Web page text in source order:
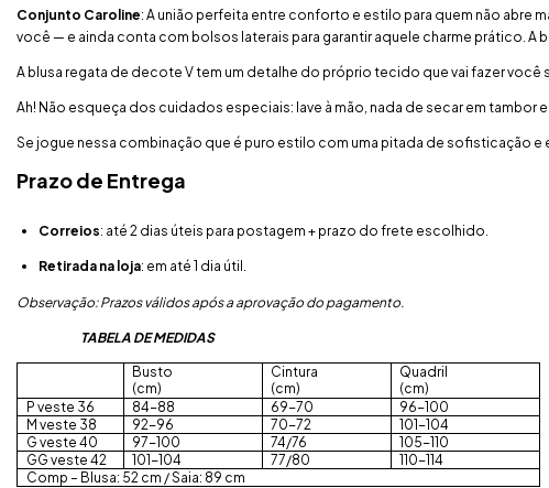
Conjunto Caroline: A união perfeita entre conforto e estilo para quem não abre
você — e ainda conta com bolsos laterais para garantir aquele charme prático.
A blusa regata de decote V tem um detalhe do próprio tecido que vai fazer você
Ah! Não esqueça dos cuidados especiais: lave à mão, nada de secar em tambor
Se jogue nessa combinação que é puro estilo com uma pitada de sofisticação e
Prazo de Entrega
Correios: até 2 dias úteis para postagem + prazo do frete escolhido.
Retirada na loja: em até 1 dia útil.
Observação: Prazos válidos após a aprovação do pagamento.
TABELA DE MEDIDAS
Busto
(cm)
Cintura
(cm)
Quadril
(cm)
P veste 36
84-88 69-70
96-100
M veste 38
92-96 70-72
101-104
G veste 40
97-100 74/76
105-110
GG veste 42
101-104 77/80
110-114
Comp – Blusa: 52 cm / Saia: 89 cm